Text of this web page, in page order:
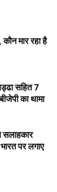
मार रहा है
सहित 7
का थामा
सलाहकार
पर लगाए